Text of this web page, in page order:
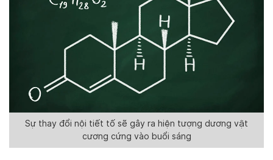
Sự thay đổi nội tiết tố sẽ gây ra hiện tượng dương vật
cương cứng vào buổi sáng